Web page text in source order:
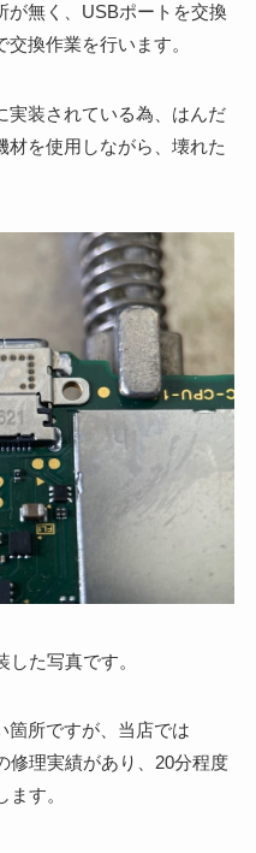
が無く、USBポートを交換
換作業を行います。
実装されている為、はんだ
材を使用しながら、壊れた
た写真です。
箇所ですが、当店では
修理実績があり、20分程度
す。